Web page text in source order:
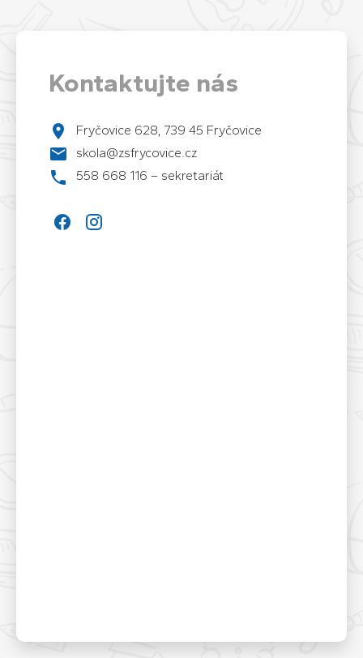
Kontaktujte nás
Fryčovice 628, 739 45 Fryčovice
skola@zsfrycovice.cz
558 668 116 – sekretariát